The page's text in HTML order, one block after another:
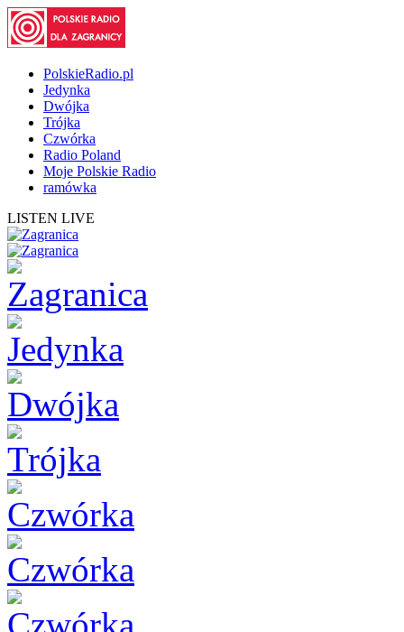
PolskieRadio.pl
Jedynka
Dwójka
Trójka
Czwórka
Radio Poland
Moje Polskie Radio
ramówka
LISTEN LIVE